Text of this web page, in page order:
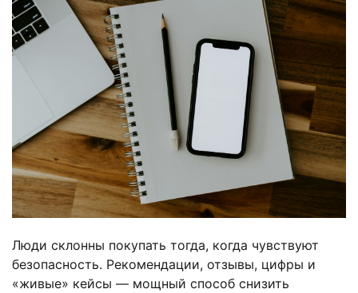
Люди склонны покупать тогда, когда чувствуют
безопасность. Рекомендации, отзывы, цифры и
«живые» кейсы — мощный способ снизить